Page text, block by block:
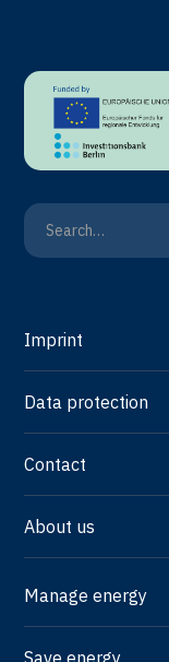
Imprint
Data protection
Contact
About us
Manage energy